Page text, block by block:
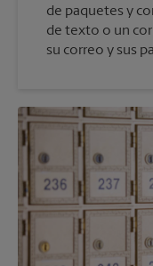
de paquetes y
de texto o un
su correo y sus